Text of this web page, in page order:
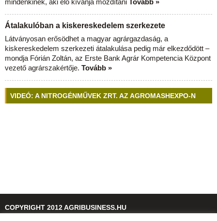
mindenkinek, aki elő kívánja mozdítani Tovább »
Átalakulóban a kiskereskedelem szerkezete
Látványosan erősödhet a magyar agrárgazdaság, a
kiskereskedelem szerkezeti átalakulása pedig már elkezdődött –
mondja Fórián Zoltán, az Erste Bank Agrár Kompetencia Központ
vezető agrárszakértője. Tovább »
VIDEÓ: A NITROGÉNMŰVEK ZRT. AZ AGROMASHEXPO-N
COPYRIGHT 2012 AGRIBUSINESS.HU